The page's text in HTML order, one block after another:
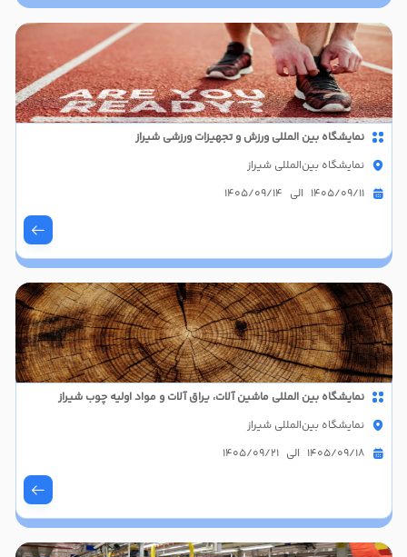
نمایشگاه بین المللی ورزش و تجهیزات ورزشی شیراز
نمایشگاه بین‌المللی شیراز
1405/09/11 الی 1405/09/14
نمایشگاه بین المللی ماشین آلات، یراق آلات و مواد اولیه چوب شیراز
نمایشگاه بین‌المللی شیراز
1405/09/18 الی 1405/09/21